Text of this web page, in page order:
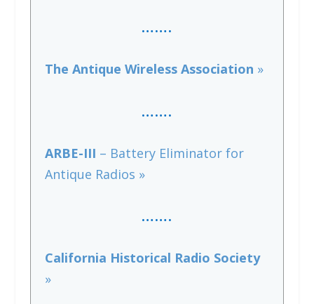
…….
The Antique Wireless Association »
…….
ARBE-III – Battery Eliminator for
Antique Radios »
…….
California Historical Radio Society
»